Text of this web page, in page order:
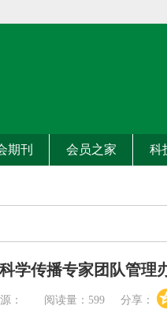
期刊 会员之家 科
学传播专家团队管理
源： 阅读量： 599分享：